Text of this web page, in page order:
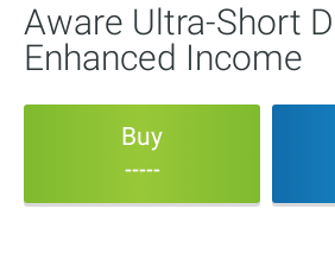
Aware Ultra-Short
Enhanced Income
Buy
-----